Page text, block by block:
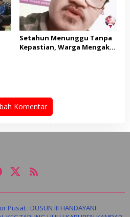
Setahun Menunggu Tanpa
Kepastian, Warga Mengaku
Komentar
Pusat : DUSUN III HANDAYANI